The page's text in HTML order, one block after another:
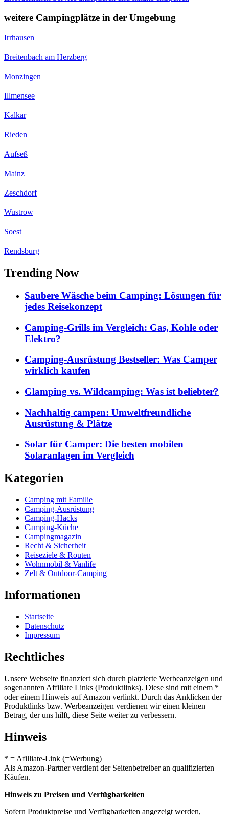
weitere Campingplätze in der Umgebung
Irrhausen
Breitenbach am Herzberg
Monzingen
Illmensee
Kalkar
Rieden
Aufseß
Mainz
Zeschdorf
Wustrow
Soest
Rendsburg
Trending Now
Saubere Wäsche beim Camping: Lösungen für
jedes Reisekonzept
Camping-Grills im Vergleich: Gas, Kohle oder
Elektro?
Camping-Ausrüstung Bestseller: Was Camper
wirklich kaufen
Glamping vs. Wildcamping: Was ist beliebter?
Nachhaltig campen: Umweltfreundliche
Ausrüstung & Plätze
Solar für Camper: Die besten mobilen
Solaranlagen im Vergleich
Kategorien
Camping mit Familie
Camping-Ausrüstung
Camping-Hacks
Camping-Küche
Campingmagazin
Recht & Sicherheit
Reiseziele & Routen
Wohnmobil & Vanlife
Zelt & Outdoor-Camping
Informationen
Startseite
Datenschutz
Impressum
Rechtliches
Unsere Webseite finanziert sich durch platzierte Werbeanzeigen und
sogenannten Affiliate Links (Produktlinks). Diese sind mit einem *
oder einem Hinweis auf Amazon verlinkt. Durch das Anklicken der
Produktlinks bzw. Werbeanzeigen verdienen wir einen kleinen
Betrag, der uns hilft, diese Seite weiter zu verbessern.
Hinweis
* = Afilliate-Link (=Werbung)
Als Amazon-Partner verdient der Seitenbetreiber an qualifizierten
Käufen.
Hinweis zu Preisen und Verfügbarkeiten
Sofern Produktpreise und Verfügbarkeiten angezeigt werden,